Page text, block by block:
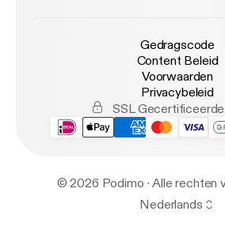
Gedragscode
Content Beleid
Voorwaarden
Privacybeleid
SSL
© 2026 Podimo · Alle rechten
Nederlands